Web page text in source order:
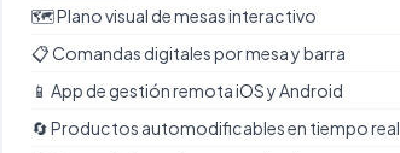
🗺️ Plano visual de mesas interactivo
📋 Comandas digitales por mesa y barra
📱 App de gestión remota iOS y Android
🔄 Productos automodificables en tiempo real